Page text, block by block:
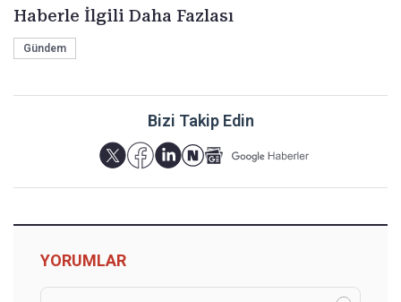
Haberle İlgili Daha Fazlası
Gündem
Bizi Takip Edin
YORUMLAR